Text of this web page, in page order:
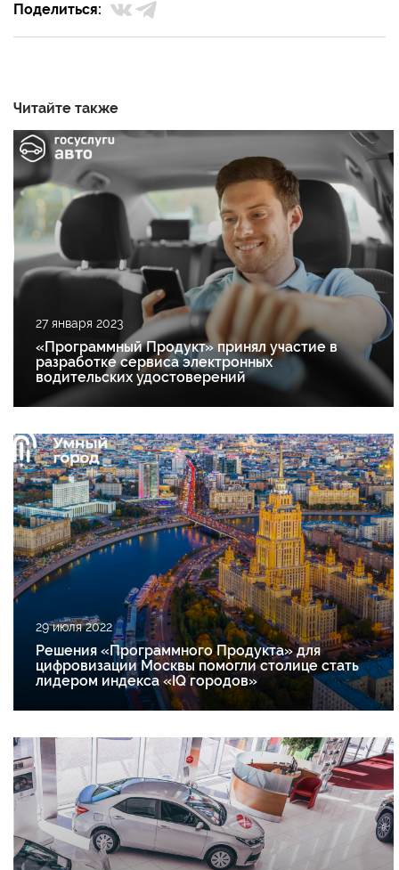
Поделиться:
Читайте также
27 января 2023
«Программный Продукт» принял участие в
разработке сервиса электронных
водительских удостоверений
29 июля 2022
Решения «Программного Продукта» для
цифровизации Москвы помогли столице стать
лидером индекса «IQ городов»